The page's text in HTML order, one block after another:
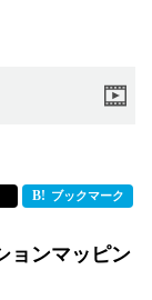
ブックマーク
ョンマッピン